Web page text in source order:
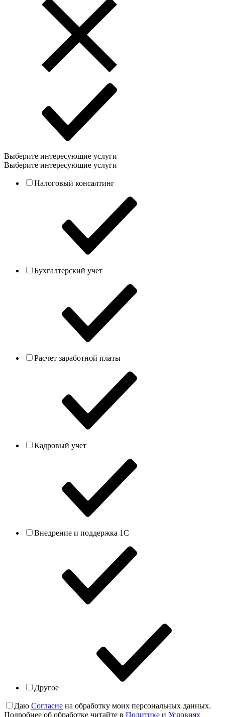
Выберите интересующие услуги
Выберите интересующие услуги
Налоговый консалтинг
Бухгалтерский учет
Расчет заработной платы
Кадровый учет
Внедрение и поддержка 1С
Другое
Даю Согласие на обработку моих персональных данных.
Подробнее об обработке читайте в Политике и Условиях